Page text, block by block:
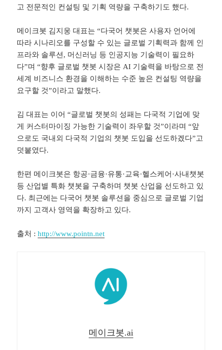
고 전문적인 컨설팅 및 기획 역량을 구축하기도 했다.
메이크봇 김지웅 대표는 “다국어 챗봇은 사용자 언어에
따라 시나리오를 구성할 수 있는 글로벌 기획력과 함께 인
프라와 솔루션, 머신러닝 등 인공지능 기술력이 필요하
다”며 “향후 글로벌 챗봇 시장은 AI 기술력을 바탕으로 전
세계 비즈니스 환경을 이해하는 수준 높은 컨설팅 역량을
요구할 것”이라고 말했다.
김 대표는 이어 “글로벌 챗봇의 성패는 다국적 기업에 맞
게 커스터마이징 가능한 기술력이 좌우할 것”이라며 “앞
으로도 국내외 다국적 기업의 챗봇 도입을 선도하겠다”고
덧붙였다.
한편 메이크봇은 항공·금융·유통·교육·헬스케어·사내챗봇
등 산업별 특화 챗봇을 구축하며 챗봇 산업을 선도하고 있
다. 최근에는 다국어 챗봇 솔루션을 중심으로 글로벌 기업
까지 고객사 영역을 확장하고 있다.
출처 :http://www.pointn.net
메이크봇.ai